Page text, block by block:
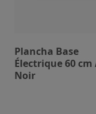
Plancha Base
Électrique 60 cm
Noir